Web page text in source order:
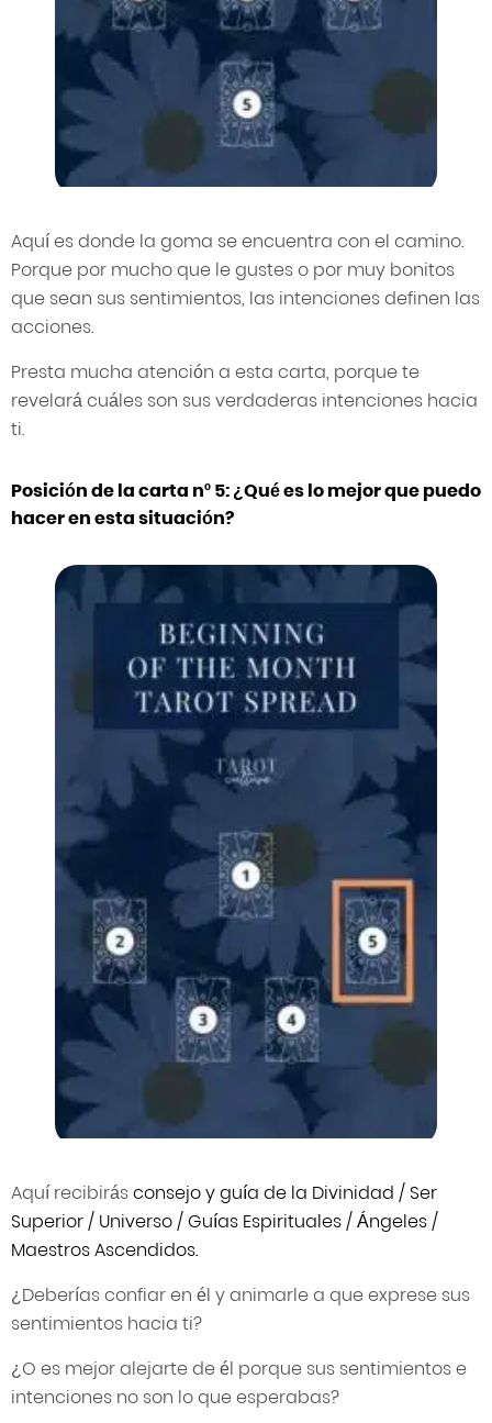
Aquí es donde la goma se encuentra con el camino.
Porque por mucho que le gustes o por muy bonitos
que sean sus sentimientos, las intenciones definen las
acciones.
Presta mucha atención a esta carta, porque te
revelará cuáles son sus verdaderas intenciones hacia
ti.
Posición de la carta nº 5: ¿Qué es lo mejor que puedo
hacer en esta situación?
Aquí recibirásconsejo y guía de la Divinidad / Ser
Superior / Universo / Guías Espirituales / Ángeles /
Maestros Ascendidos.
¿Deberías confiar en él y animarle a que exprese sus
sentimientos hacia ti?
¿O es mejor alejarte de él porque sus sentimientos e
intenciones no son lo que esperabas?